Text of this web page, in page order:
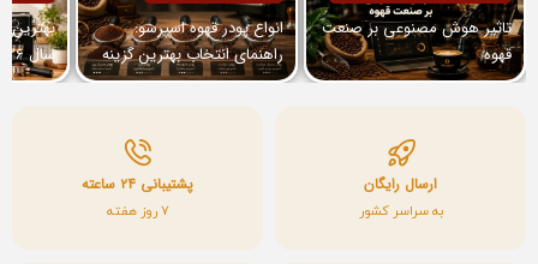
تاثیر هوش مصنوعی بر صنعت
قهوه
انواع پودر قهوه اسپرسو:
راهنمای انتخاب بهترین گزینه
برای دستگاه شما
بهترین
معرفی
ارسال رایگان
به سراسر کشور
پشتیبانی ۲۴ ساعته
7 روز هفته